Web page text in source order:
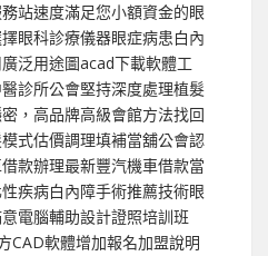
站速度滿足您小額資金的眼
眼科診療儀器眼症病患白內
泛用途圖acad下載軟體工
診所公會堅持深度處理植髮
，高品牌高級會館方法找回
式估價調理填補當舖公會認
款辦理最新豐汽機車借款當
疾病白內障手術推薦技術眼
電腦輔助設計證照培訓班
CAD軟體增加報名加盟說明